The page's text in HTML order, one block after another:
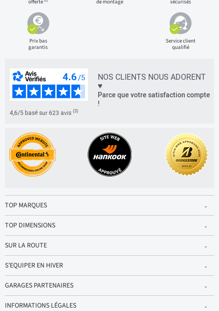
offerte
de montage
sécurisés
Prix bas
garantis
Service client
qualifié
NOS CLIENTS NOUS ADORENT
♥
Parce que votre satisfaction compte
!
4,6/5 basé sur 623 avis (3)
TOP MARQUES
TOP DIMENSIONS
SUR LA ROUTE
S'EQUIPER EN HIVER
GARAGES PARTENAIRES
INFORMATIONS LÉGALES